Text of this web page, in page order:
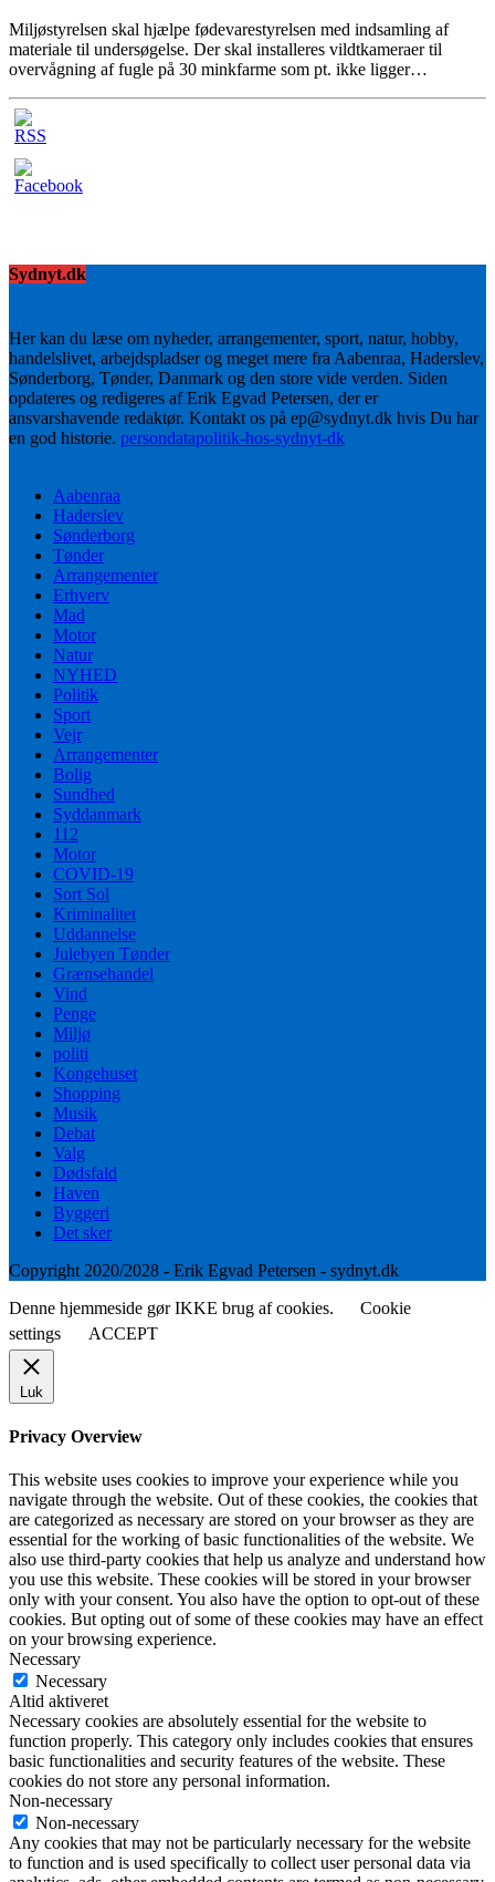
Miljøstyrelsen skal hjælpe fødevarestyrelsen med indsamling af
materiale til undersøgelse. Der skal installeres vildtkameraer til
overvågning af fugle på 30 minkfarme som pt. ikke ligger…
Sydnyt.dk
Her kan du læse om nyheder, arrangementer, sport, natur, hobby,
handelslivet, arbejdspladser og meget mere fra Aabenraa, Haderslev,
Sønderborg, Tønder, Danmark og den store vide verden. Siden
opdateres og redigeres af Erik Egvad Petersen, der er
ansvarshavende redaktør. Kontakt os på ep@sydnyt.dk hvis Du har
en god historie. persondatapolitik-hos-sydnyt-dk
Aabenraa
Haderslev
Sønderborg
Tønder
Arrangementer
Erhverv
Mad
Motor
Natur
NYHED
Politik
Sport
Vejr
Arrangementer
Bolig
Sundhed
Syddanmark
112
Motor
COVID-19
Sort Sol
Kriminalitet
Uddannelse
Julebyen Tønder
Grænsehandel
Vind
Penge
Miljø
politi
Kongehuset
Shopping
Musik
Debat
Valg
Dødsfald
Haven
Byggeri
Det sker
Copyright 2020/2028 - Erik Egvad Petersen - sydnyt.dk
Denne hjemmeside gør IKKE brug af cookies.
Cookie
settings
ACCEPT
Luk
Privacy Overview
This website uses cookies to improve your experience while you
navigate through the website. Out of these cookies, the cookies that
are categorized as necessary are stored on your browser as they are
essential for the working of basic functionalities of the website. We
also use third-party cookies that help us analyze and understand how
you use this website. These cookies will be stored in your browser
only with your consent. You also have the option to opt-out of these
cookies. But opting out of some of these cookies may have an effect
on your browsing experience.
Necessary
Necessary
Altid aktiveret
Necessary cookies are absolutely essential for the website to
function properly. This category only includes cookies that ensures
basic functionalities and security features of the website. These
cookies do not store any personal information.
Non-necessary
Non-necessary
Any cookies that may not be particularly necessary for the website
to function and is used specifically to collect user personal data via